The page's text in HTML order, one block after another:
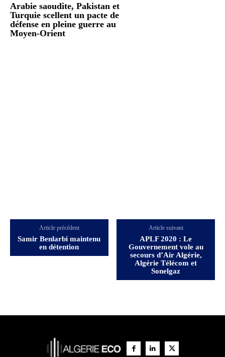
Arabie saoudite, Pakistan et
Turquie scellent un pacte de
défense en pleine guerre au
Moyen-Orient
Article précédent
Samir Benlarbi maintenu
en détention
Article suivant
APLF 2020 : Le
Gouvernement vole au
secours d’Air Algérie,
Algérie Télécom et
Sonelgaz